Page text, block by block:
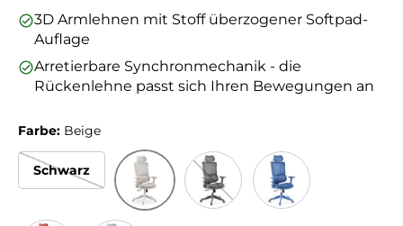
3D Armlehnen mit Stoff überzogener Softpad-
Auflage
Arretierbare Synchronmechanik - die
Rückenlehne passt sich Ihren Bewegungen an
Farbe: Beige
Schwarz
Beige